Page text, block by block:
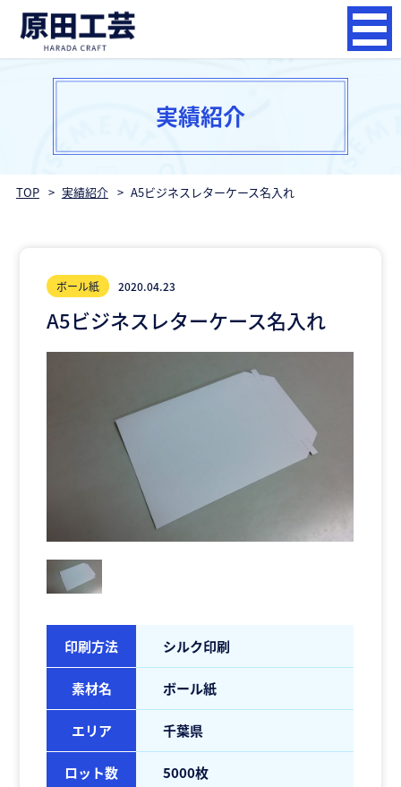
実績紹介
TOP 実績紹介 A5ビジネスレターケース名入れ
ボール紙 2020.04.23
A5ビジネスレターケース名入れ
印刷方法 シルク印刷
素材名 ボール紙
エリア 千葉県
ロット数 5000枚